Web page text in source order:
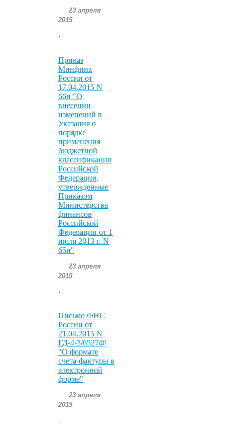
23 апреля
2015
.
Приказ
Минфина
России от
17.04.2015 N
66н "О
внесении
изменений в
Указания о
порядке
применения
бюджетной
классификации
Российской
Федерации,
утвержденные
Приказом
Министерства
финансов
Российской
Федерации от 1
июля 2013 г. N
65н"
23 апреля
2015
Письмо ФНС
России от
21.04.2015 N
ГД-4-3/6527@
"О формате
счета-фактуры в
электронной
форме"
23 апреля
2015